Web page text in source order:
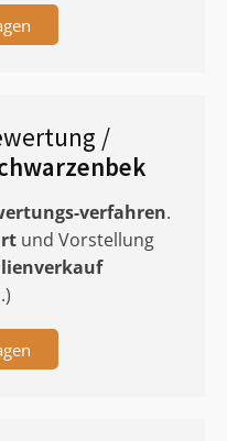
/
verfahren.
und Vorstellung